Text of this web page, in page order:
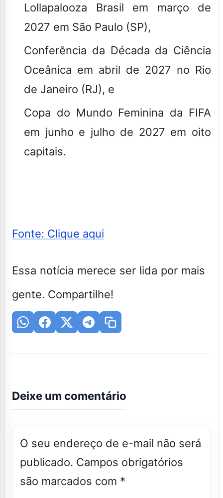
Lollapalooza Brasil em março de
2027 em São Paulo (SP),
Conferência da Década da Ciência
Oceânica em abril de 2027 no Rio
de Janeiro (RJ), e
Copa do Mundo Feminina da FIFA
em junho e julho de 2027 em oito
capitais.
Fonte: Clique aqui
Essa notícia merece ser lida por mais
gente. Compartilhe!
Deixe um comentário
O seu endereço de e-mail não será
publicado. Campos obrigatórios
são marcados com *